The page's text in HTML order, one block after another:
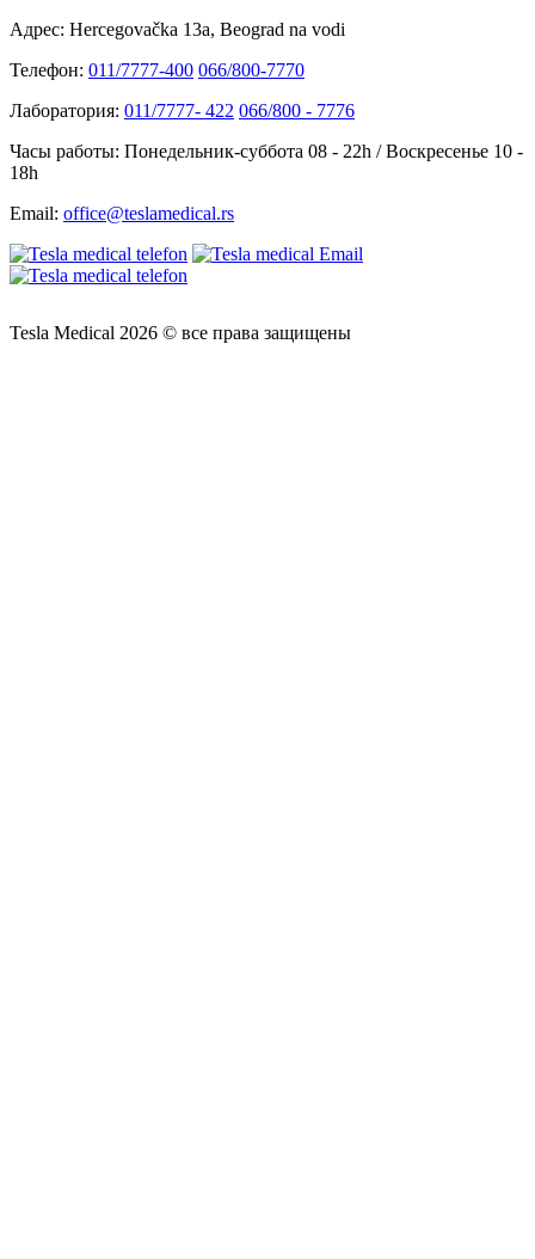
Адрес: Hercegovačka 13a, Beograd na vodi
Телефон: 011/7777-400 066/800-7770
Лаборатория: 011/7777- 422 066/800 - 7776
Часы работы: Понедельник-суббота 08 - 22h / Воскресенье 10 -
18h
Email: office@teslamedical.rs
Tesla Medical 2026 © все права защищены